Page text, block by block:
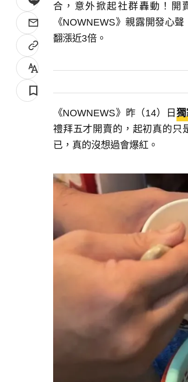
合，意外掀起社群轟動！開
《NOWNEWS》親露開發心
翻漲近3倍。
《NOWNEWS》昨（14）日 獨
禮拜五才開賣的，起初真的只
已，真的沒想過會爆紅。